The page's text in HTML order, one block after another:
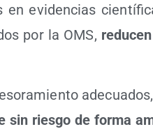
en evi­den­cias
por la OMS,
ade­cua­dos,
sin ries­go de for­ma